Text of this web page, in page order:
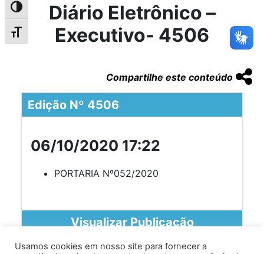
Alternar alto contraste
Alternar tamanho da fonte
Diário Eletrônico –
Executivo- 4506
Compartilhe este conteúdo
Edição Nº 4506
06/10/2020 17:22
PORTARIA Nº052/2020
Visualizar Publicação
Usamos cookies em nosso site para fornecer a